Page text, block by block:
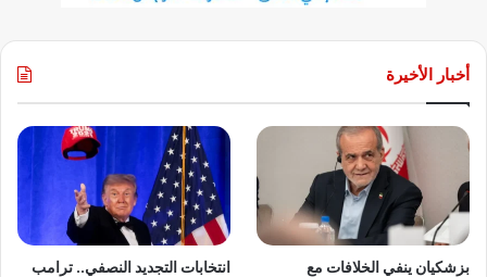
أخبار الأخيرة
بزشكيان ينفي الخلافات مع
انتخابات التجديد النصفي.. ترامب